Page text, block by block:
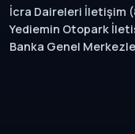
İcra Daireleri İletişim
Yediemin Otopark
Banka Genel